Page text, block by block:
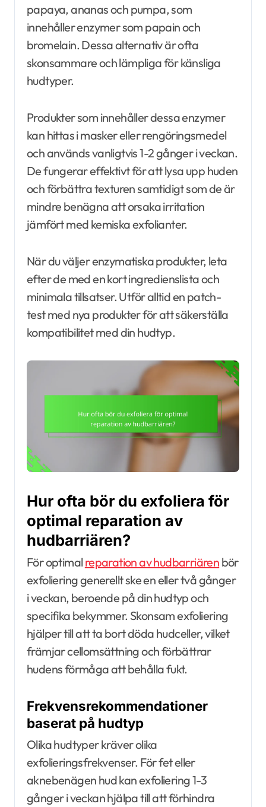
papaya, ananas och pumpa, som
innehåller enzymer som papain och
bromelain. Dessa alternativ är ofta
skonsammare och lämpliga för känsliga
hudtyper.
Produkter som innehåller dessa enzymer
kan hittas i masker eller rengöringsmedel
och används vanligtvis 1-2 gånger i veckan.
De fungerar effektivt för att lysa upp huden
och förbättra texturen samtidigt som de är
mindre benägna att orsaka irritation
jämfört med kemiska exfolianter.
När du väljer enzymatiska produkter, leta
efter de med en kort ingredienslista och
minimala tillsatser. Utför alltid en patch-
test med nya produkter för att säkerställa
kompatibilitet med din hudtyp.
Hur ofta bör du exfoliera för
optimal reparation av
hudbarriären?
För optimal reparation av hudbarriären bör
exfoliering generellt ske en eller två gånger
i veckan, beroende på din hudtyp och
specifika bekymmer. Skonsam exfoliering
hjälper till att ta bort döda hudceller, vilket
främjar cellomsättning och förbättrar
hudens förmåga att behålla fukt.
Frekvensrekommendationer
baserat på hudtyp
Olika hudtyper kräver olika
exfolieringsfrekvenser. För fet eller
aknebenägen hud kan exfoliering 1-3
gånger i veckan hjälpa till att förhindra